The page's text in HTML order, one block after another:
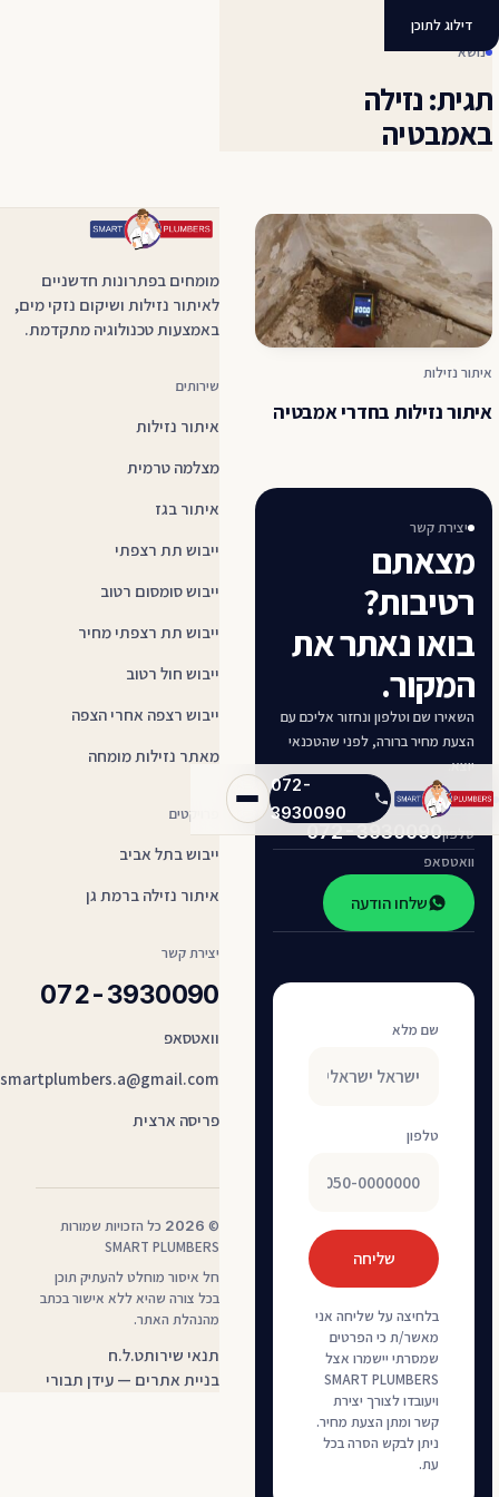
דילוג לתוכן
072-
3930090
נושא
תגית: נזילה
באמבטיה
איתור נזילות
איתור נזילות בחדרי אמבטיה
יצירת קשר
מצאתם
רטיבות?
בואו נאתר את
המקור.
השאירו שם וטלפון ונחזור אליכם עם
הצעת מחיר ברורה, לפני שהטכנאי
יוצא.
טלפון072-3930090
וואטסאפ
שלחו הודעה
שם מלא
טלפון
שליחה
בלחיצה על שליחה אני
מאשר/ת כי הפרטים
שמסרתי יישמרו אצל
SMART PLUMBERS
ויעובדו לצורך יצירת
קשר ומתן הצעת מחיר.
ניתן לבקש הסרה בכל
עת.
מומחים בפתרונות חדשניים
לאיתור נזילות ושיקום נזקי מים,
באמצעות טכנולוגיה מתקדמת.
שירותים
איתור נזילות
מצלמה טרמית
איתור בגז
ייבוש תת רצפתי
ייבוש סומסום רטוב
ייבוש תת רצפתי מחיר
ייבוש חול רטוב
ייבוש רצפה אחרי הצפה
מאתר נזילות מומחה
פרויקטים
ייבוש בתל אביב
איתור נזילה ברמת גן
יצירת קשר
072-3930090
וואטסאפ
smartplumbers.a@gmail.com
פריסה ארצית
©
2026 כל הזכויות שמורות
SMART PLUMBERS
חל איסור מוחלט להעתיק תוכן
בכל צורה שהיא ללא אישור בכתב
מהנהלת האתר.
תנאי שירות— קובץ PDF, נפתח בלשונית חדשה
ט.ל.ח
בניית אתרים — עידן תבורי